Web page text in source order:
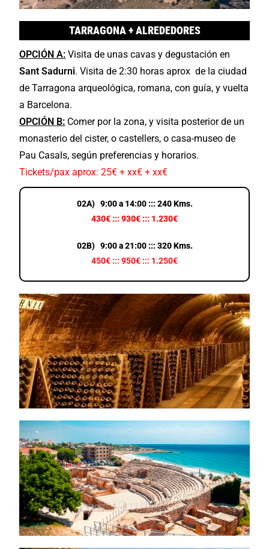
TARRAGONA + ALREDEDORES
OPCIÓN A: Visita de unas cavas y degustación en
Sant Sadurni.Visita de 2:30 horas aprox de la ciudad
de Tarragona arqueológica, romana, con guía, y vuelta
a Barcelona.
OPCIÓN B: Comer por la zona, y visita posterior de un
monasterio del cister, o castellers, o casa-museo de
Pau Casals, según preferencias y horarios.
Tickets/pax aprox: 25€ + xx€ + xx€
02A) 9:00 a 14:00 ::: 240 Kms.
430€ ::: 930€ ::: 1.230€
02B) 9:00 a 21:00 ::: 320 Kms.
450€ ::: 950€ ::: 1.250€